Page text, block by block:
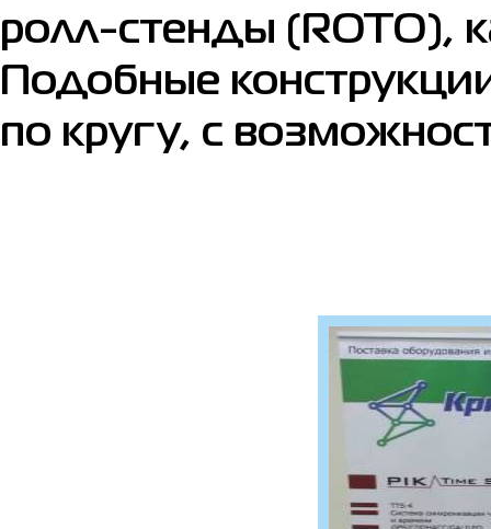
ролл-стенды (ROTO),
Подобные
по кругу, с